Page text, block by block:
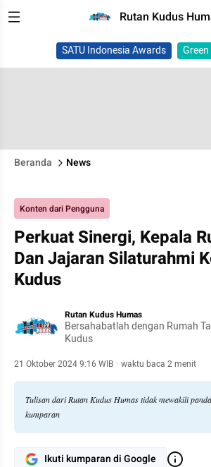
Rutan Kudus
SATU Indonesia Awards
Beranda News
Konten dari Pengguna
Perkuat Sinergi, Kepala
Dan Jajaran Silaturahmi
Kudus
Rutan Kudus Humas
Bersahabatlah dengan Rumah
Kudus
21 Oktober 2024 9:16 WIB · waktu baca 2 menit
Tulisan dari Rutan Kudus Humas tidak mewakili
kumparan
Ikuti kumparan di Google